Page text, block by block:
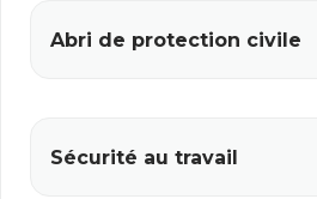
Abri de protection civile
Sécurité au travail